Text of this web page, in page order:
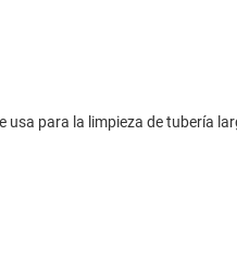
usa para la limpieza de tubería